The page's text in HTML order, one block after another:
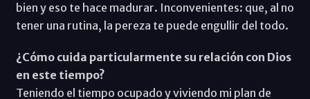
bien y eso te hace madurar. Inconvenientes: que, al no
tener una rutina, la pereza te puede engullir del todo.
¿Cómo cuida particularmente su relación con Dios
en este tiempo?
Teniendo el tiempo ocupado y viviendo mi plan de